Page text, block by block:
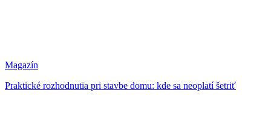
Magazín
Praktické rozhodnutia pri stavbe domu: kde sa neoplatí šetriť